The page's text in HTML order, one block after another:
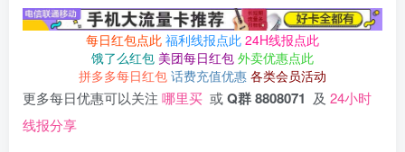
每日红包点此 福利线报点此 24H线报点此
饿了么红包 美团每日红包 外卖优惠点此
拼多多每日红包 话费充值优惠 各类会员活动
更多每日优惠可以关注 哪里买 或Q群 8808071 及 24小时
线报分享